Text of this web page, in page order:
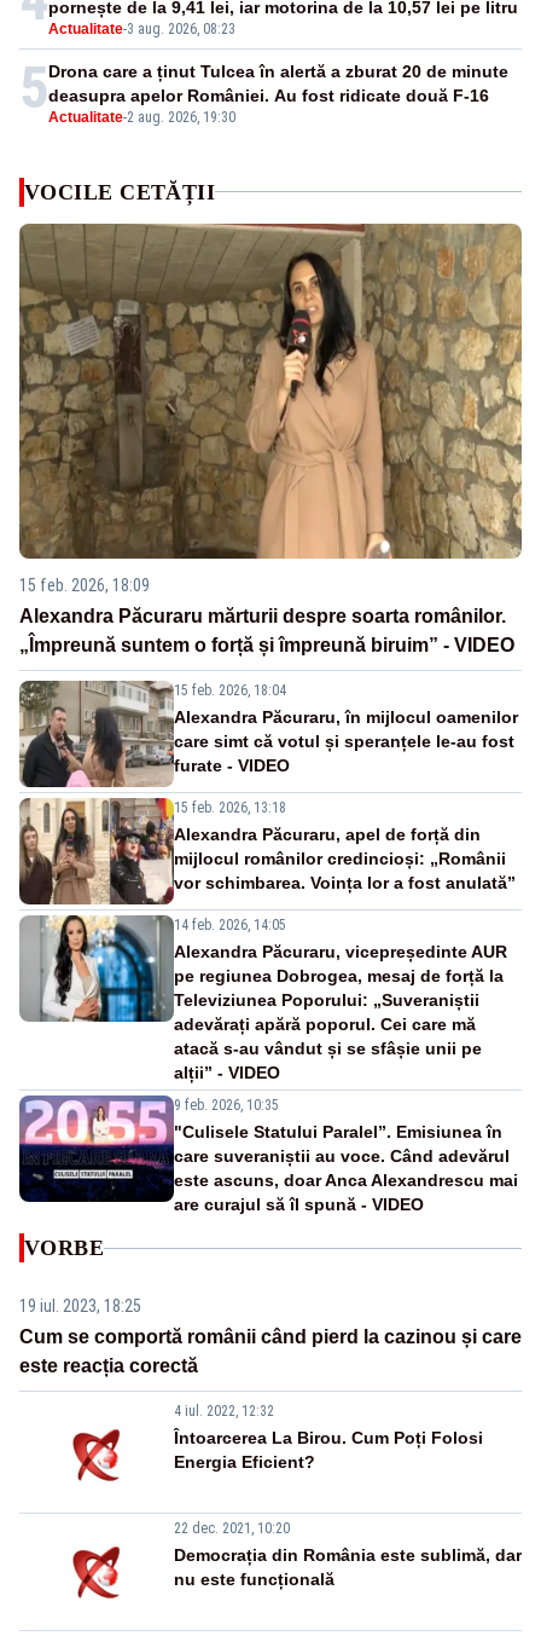
Actualitate-3 aug. 2026, 08:23
pornește de la 9,41 lei, iar motorina de la 10,57 lei pe litru
5Actualitate-2 aug. 2026, 19:30
Drona care a ținut Tulcea în alertă a zburat 20 de minute
deasupra apelor României. Au fost ridicate două F-16
VOCILE CETĂȚII
15 feb. 2026, 18:09
Alexandra Păcuraru mărturii despre soarta românilor.
„Împreună suntem o forță și împreună biruim” - VIDEO
15 feb. 2026, 18:04
Alexandra Păcuraru, în mijlocul oamenilor
care simt că votul și speranțele le-au fost
furate - VIDEO
15 feb. 2026, 13:18
Alexandra Păcuraru, apel de forță din
mijlocul românilor credincioși: „Românii
vor schimbarea. Voința lor a fost anulată”
14 feb. 2026, 14:05
Alexandra Păcuraru, vicepreședinte AUR
pe regiunea Dobrogea, mesaj de forță la
Televiziunea Poporului: „Suveraniștii
adevărați apără poporul. Cei care mă
atacă s-au vândut și se sfâșie unii pe
alții” - VIDEO
9 feb. 2026, 10:35
"Culisele Statului Paralel”. Emisiunea în
care suveraniștii au voce. Când adevărul
este ascuns, doar Anca Alexandrescu mai
are curajul să îl spună - VIDEO
VORBE
19 iul. 2023, 18:25
Cum se comportă românii când pierd la cazinou și care
este reacția corectă
4 iul. 2022, 12:32
Întoarcerea La Birou. Cum Poți Folosi
Energia Eficient?
22 dec. 2021, 10:20
Democrația din România este sublimă, dar
nu este funcțională